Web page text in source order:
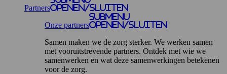
Partnersopenen/sluiten
Onze partners
Submenu
openen/sluiten
Samen maken we de zorg sterker. We werken samen
met vooruitstrevende partners. Ontdek met wie we
samenwerken en wat deze samenwerkingen betekenen
voor de zorg.